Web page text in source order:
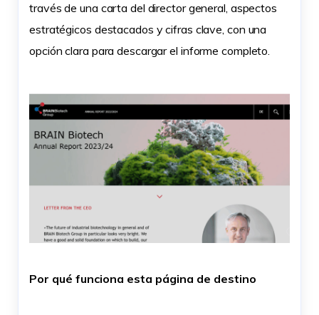
través de una carta del director general, aspectos
estratégicos destacados y cifras clave, con una
opción clara para descargar el informe completo.
Por qué funciona esta página de destino